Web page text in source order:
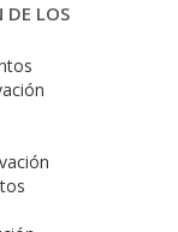
DE LOS